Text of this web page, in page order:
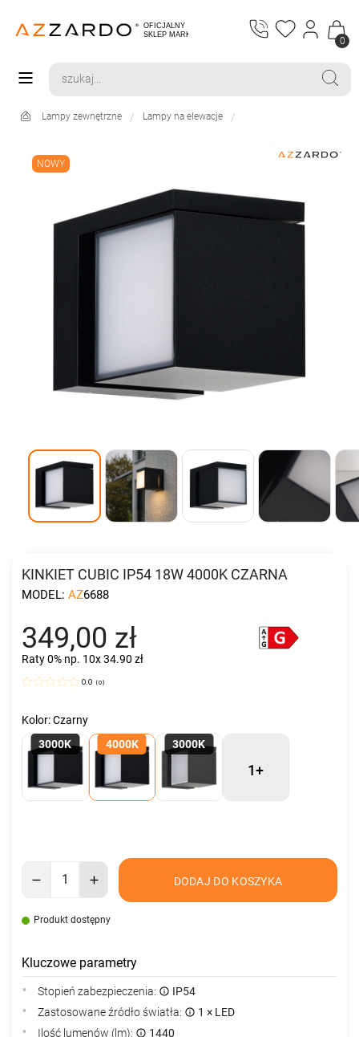
0
Lampy zewnętrzne Lampy na elewacje
NOWY
KINKIET CUBIC IP54 18W 4000K CZARNA
MODEL: AZ6688
349,00 zł
Raty 0% np. 10x 34.90 zł
0.0 (0)
Kolor: Czarny
3000K
4000K 3000K
1+
DODAJ DO KOSZYKA
Produkt dostępny
Kluczowe parametry
Stopień zabezpieczenia:
IP54
Zastosowane źródło światła:
1 × LED
Ilość lumenów (lm):
1440